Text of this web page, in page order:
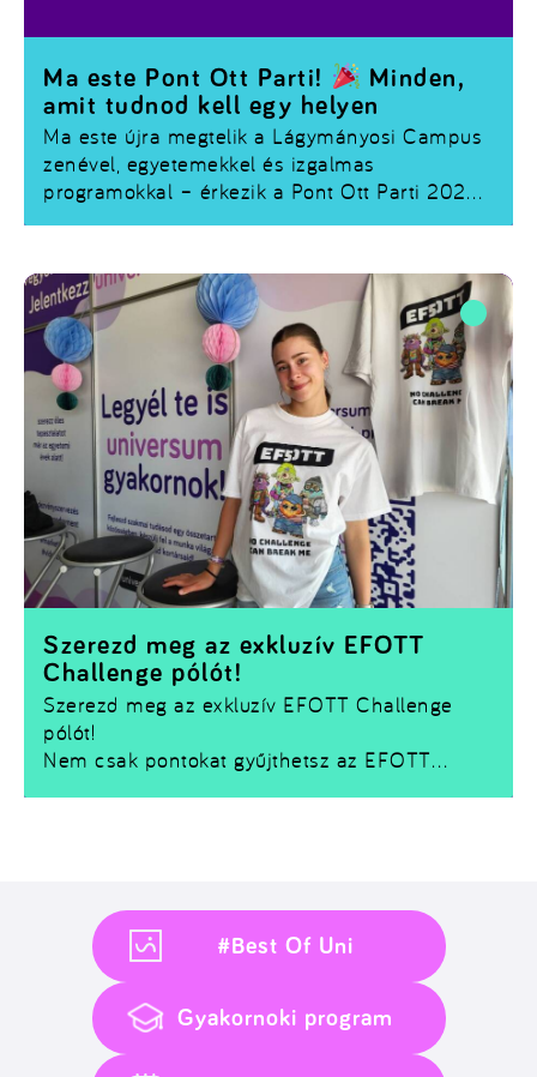
Ma este újra megtelik a Lágymányosi Campus
zenével, egyetemekkel és izgalmas
programokkal – érkezik a Pont Ott Parti 2026!
tudnivalókat.
Ma este Pont Ott Parti!
Minden,
amit tudnod kell egy helyen
Szerezd meg az exkluzív EFOTT Challenge
pólót!
Nem csak pontokat gyűjthetsz az EFOTT
Kreditet.
Szerezd meg az exkluzív EFOTT
Challenge pólót!
#Best Of Uni
Gyakornoki program